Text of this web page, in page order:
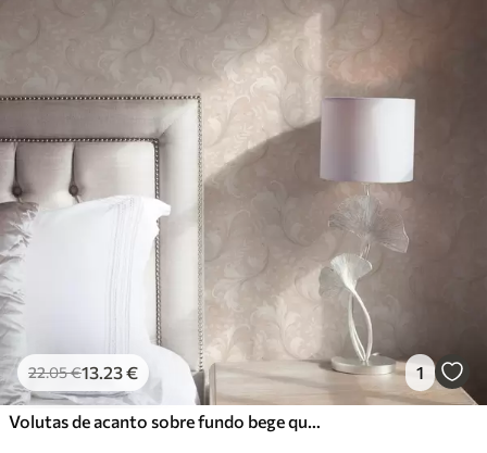
22.05€13.23€ 1
Volutas de acanto sobre fundo bege quente